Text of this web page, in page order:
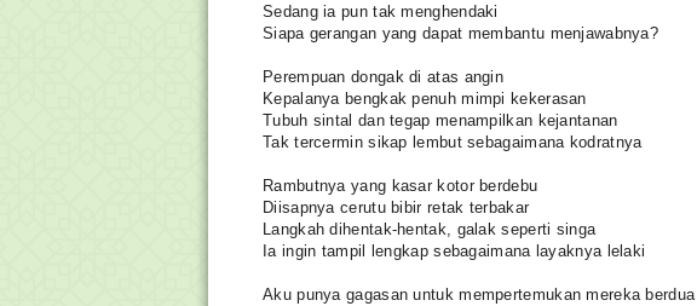
Sedang ia pun tak menghendaki
Siapa gerangan yang dapat membantu menjawabnya?
Perempuan dongak di atas angin
Kepalanya bengkak penuh mimpi kekerasan
Tubuh sintal dan tegap menampilkan kejantanan
Tak tercermin sikap lembut sebagaimana kodratnya
Rambutnya yang kasar kotor berdebu
Diisapnya cerutu bibir retak terbakar
Langkah dihentak-hentak, galak seperti singa
Ia ingin tampil lengkap sebagaimana layaknya lelaki
Aku punya gagasan untuk mempertemukan mereka berdua